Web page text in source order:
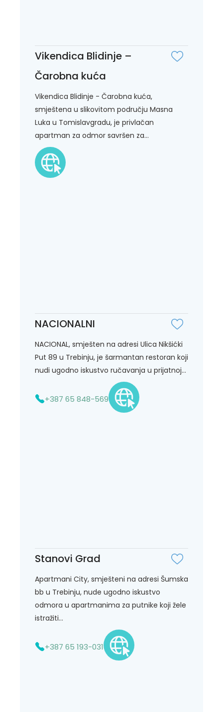
Vikendica Blidinje –
Čarobna kuća
Vikendica Blidinje - Čarobna kuća,
smještena u slikovitom području Masna
Luka u Tomislavgradu, je privlačan
apartman za odmor savršen za...
NACIONALNI
NACIONAL, smješten na adresi Ulica Nikšićki
Put 89 u Trebinju, je šarmantan restoran koji
nudi ugodno iskustvo ručavanja u prijatnoj...
+387 65 848-569
Stanovi Grad
Apartmani City, smješteni na adresi Šumska
bb u Trebinju, nude ugodno iskustvo
odmora u apartmanima za putnike koji žele
istražiti...
+387 65 193-031